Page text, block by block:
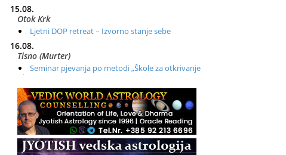
15.08.
Otok Krk
Ljetni DOP retreat – Izvorno stanje sebe
16.08.
Tisno (Murter)
Seminar pjevanja po metodi „Škole za otkrivanje
glasa“
20.08.
Online
Radionica: Pomagači iz drugih dimenzija Online –
otvoreno za sve
21.08.
Zagreb+Online